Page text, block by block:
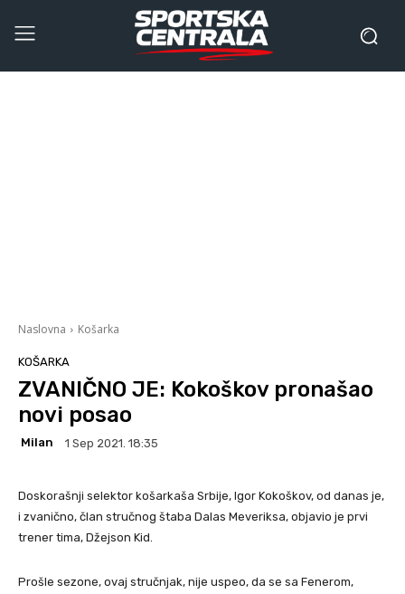
Naslovna Košarka
KOŠARKA
ZVANIČNO JE: Kokoškov pronašao
novi posao
Milan 1 Sep 2021. 18:35
Doskorašnji selektor košarkaša Srbije, Igor Kokoškov, od danas je,
i zvanično, član stručnog štaba Dalas Meveriksa, objavio je prvi
trener tima, Džejson Kid.
Prošle sezone, ovaj stručnjak, nije uspeo, da se sa Fenerom,